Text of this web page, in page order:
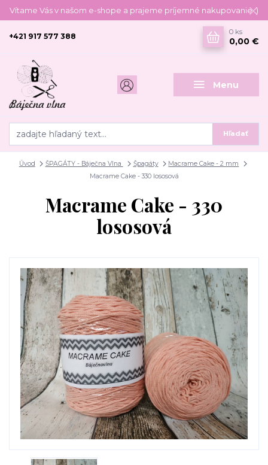
Vítame Vás v našom e-shope a prajeme príjemné nakupovanie :)
Menu
Hľadať
+421 917 577 388
0 ks
0,00 €
Úvod ŠPAGÁTY - Báječna Vlna Špagáty
Macrame Cake - 2 mm
Macrame Cake - 330 lososová
Macrame Cake - 330
lososová